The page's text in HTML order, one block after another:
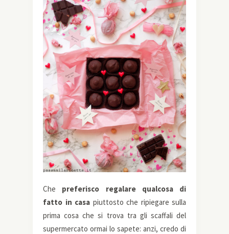
Che preferisco regalare qualcosa di
fatto in casa piuttosto che ripiegare sulla
prima cosa che si trova tra gli scaffali del
supermercato ormai lo sapete: anzi, credo di